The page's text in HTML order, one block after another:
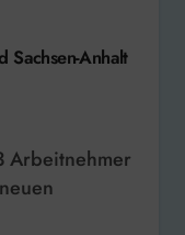
Sachsen-Anhalt